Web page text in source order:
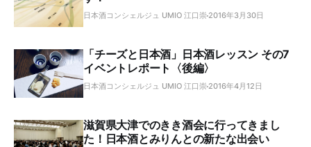
日本酒コンシェルジュ UMIO 江口崇 2016年3月30日
「チーズと日本酒」日本酒レッスン その7
イベントレポート〈後編〉
日本酒コンシェルジュ UMIO 江口崇 2016年4月12日
滋賀県大津でのきき酒会に行ってきまし
た！日本酒とみりんとの新たな出会い